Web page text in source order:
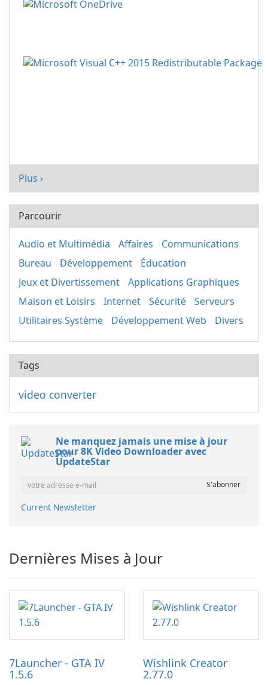
Plus ›
Parcourir
Audio et Multimédia Affaires
Communications
Bureau
Développement
Éducation
Jeux et Divertissement
Applications Graphiques
Maison et Loisirs
Internet Sécurité
Serveurs
Utilitaires Système
Développement Web Divers
Tags
video converter
Ne manquez jamais une mise à jour
pour 8K Video Downloader avec
UpdateStar
Current Newsletter
Dernières Mises à Jour
7Launcher - GTA IV
1.5.6
Wishlink Creator
2.77.0